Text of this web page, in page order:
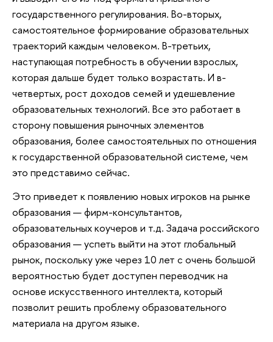
государственного регулирования. Во-вторых,
самостоятельное формирование образовательных
траекторий каждым человеком. В-третьих,
наступающая потребность в обучении взрослых,
которая дальше будет только возрастать. И в-
четвертых, рост доходов семей и удешевление
образовательных технологий. Все это работает в
сторону повышения рыночных элементов
образования, более самостоятельных по отношения
к государственной образовательной системе, чем
это представимо сейчас.
Это приведет к появлению новых игроков на рынке
образования — фирм-консультантов,
образовательных коучеров и т.д. Задача российского
образования — успеть выйти на этот глобальный
рынок, поскольку уже через 10 лет с очень большой
вероятностью будет доступен переводчик на
основе искусственного интеллекта, который
позволит решить проблему образовательного
материала на другом языке.